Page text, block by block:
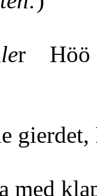
ler Höö